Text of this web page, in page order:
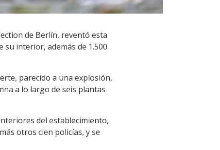
de Berlín, reventó esta
interior, además de 1.500
parecido a una explosión,
a lo largo de seis plantas
del establecimiento,
otros cien policías, y se